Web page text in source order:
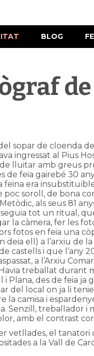
BLOG
sopar de cloenda
ingressat al Pius
lluitar amb greus
feia gairebé 30
feina era
poc soroll, de bona
als seus 81
tot un ritual,
la càmera, fer les
fotos en feia una
deia ell) a l’arxiu de
i que l’any
a l’Arxiu
treballat durant
Plana, des de feia ja
del local on ja li
la camisa i
Senzill, treballador i
amb el contrast
vetllades, el
a la Vall de